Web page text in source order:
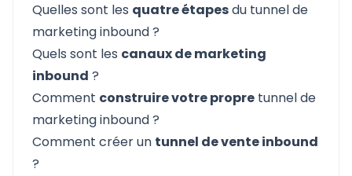
Quelles sont les quatre étapesdu tunnel de
marketing inbound ?
Quels sont les canaux de marketing
inbound ?
Comment construire votre propre tunnel de
marketing inbound ?
Comment créer un tunnel de vente inbound
?